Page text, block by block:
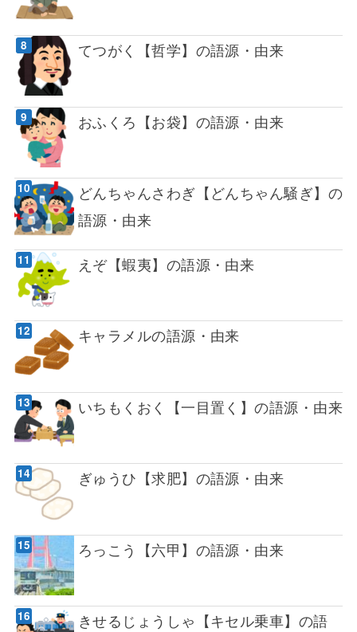
てつがく【哲学】の語源・由来
おふくろ【お袋】の語源・由来
どんちゃんさわぎ【どんちゃん騒ぎ】の
語源・由来
えぞ【蝦夷】の語源・由来
キャラメルの語源・由来
いちもくおく【一目置く】の語源・由来
ぎゅうひ【求肥】の語源・由来
ろっこう【六甲】の語源・由来
きせるじょうしゃ【キセル乗車】の語